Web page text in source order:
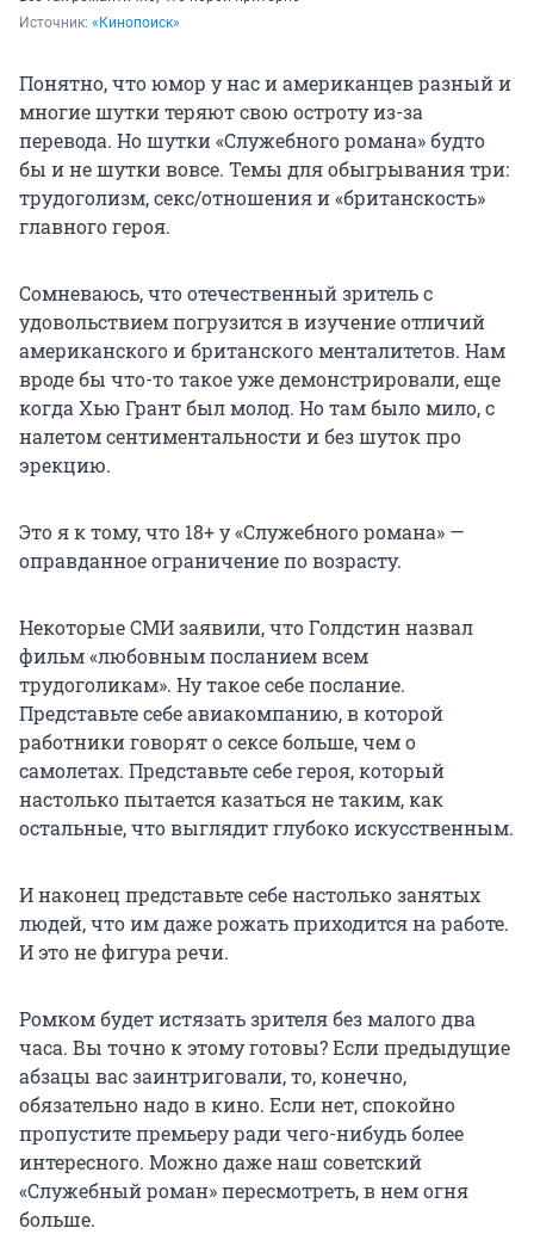
Источник: «Кинопоиск»
Понятно, что юмор у нас и американцев разный и
многие шутки теряют свою остроту из-за
перевода. Но шутки «Служебного романа» будто
бы и не шутки вовсе. Темы для обыгрывания три:
трудоголизм, секс/отношения и «британскость»
главного героя.
Сомневаюсь, что отечественный зритель с
удовольствием погрузится в изучение отличий
американского и британского менталитетов. Нам
вроде бы что-то такое уже демонстрировали, еще
когда Хью Грант был молод. Но там было мило, с
налетом сентиментальности и без шуток про
эрекцию.
Это я к тому, что 18+ у «Служебного романа» —
оправданное ограничение по возрасту.
Некоторые СМИ заявили, что Голдстин назвал
фильм «любовным посланием всем
трудоголикам». Ну такое себе послание.
Представьте себе авиакомпанию, в которой
работники говорят о сексе больше, чем о
самолетах. Представьте себе героя, который
настолько пытается казаться не таким, как
остальные, что выглядит глубоко искусственным.
И наконец представьте себе настолько занятых
людей, что им даже рожать приходится на работе.
И это не фигура речи.
Ромком будет истязать зрителя без малого два
часа. Вы точно к этому готовы? Если предыдущие
абзацы вас заинтриговали, то, конечно,
обязательно надо в кино. Если нет, спокойно
пропустите премьеру ради чего-нибудь более
интересного. Можно даже наш советский
«Служебный роман» пересмотреть, в нем огня
больше.